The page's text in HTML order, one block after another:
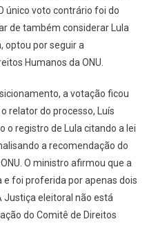
único voto contrário foi do
de também considerar Lula
optou por seguir a
Humanos da ONU.
a votação ficou
relator do processo, Luís
o registro de Lula citando a lei
a recomendação do
O ministro afirmou que a
foi proferida por apenas dois
Justiça eleitoral não está
do Comitê de Direitos